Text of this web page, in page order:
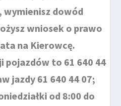
dowód
wniosek o prawo
na Kierowcę.
pojazdów to 61 640 44
jazdy 61 640 44 07;
od 8:00 do